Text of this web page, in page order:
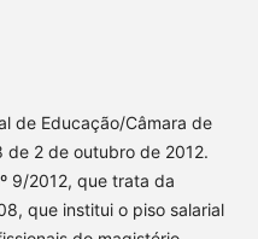
de Educação/Câmara de
de 2 de outubro de 2012.
9/2012, que trata da
que institui o piso salarial